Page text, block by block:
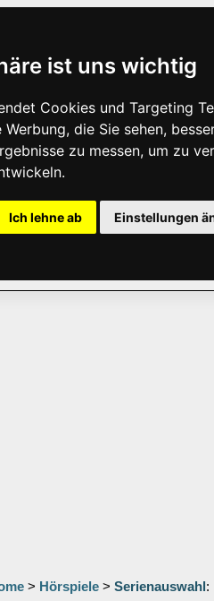
ist uns wichtig
Cookies und Targeting
die Sie sehen,
zu messen, um zu
Ich lehne ab Einstellungen
> Hörspiele > Serienauswahl :